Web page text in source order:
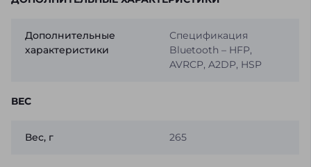
Дополнительные
характеристики
Спецификация
Bluetooth – HFP,
AVRCP, A2DP, HSP
ВЕС
Вес, г 265